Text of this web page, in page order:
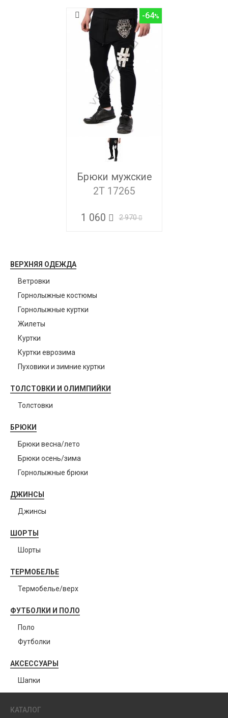
ВЕРХНЯЯ ОДЕЖДА
Ветровки
Горнолыжные костюмы
Горнолыжные куртки
Жилеты
Куртки
Куртки еврозима
Пуховики и зимние куртки
ТОЛСТОВКИ И ОЛИМПИЙКИ
Толстовки
БРЮКИ
Брюки весна/лето
Брюки осень/зима
Горнолыжные брюки
ДЖИНСЫ
Джинсы
ШОРТЫ
Шорты
ТЕРМОБЕЛЬЕ
Термобелье/верх
ФУТБОЛКИ И ПОЛО
Поло
Футболки
АКСЕССУАРЫ
Шапки
-64
Брюки мужские
2T 17265
1 060 2 970
КАТАЛОГ